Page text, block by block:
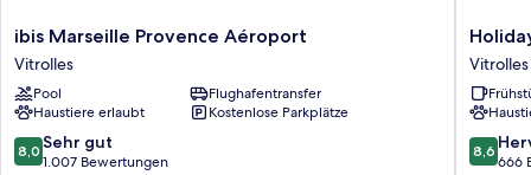
ibis
Marseille
Provence
Aéroport
Vitrolles
ibis Marseille Provence Aéroport
Vitrolles
Pool
Flughafentransfer
Haustiere erlaubt
Kostenlose Parkplätze
8.0
von
8,0 Sehr gut
1.007 Bewertungen
Holiday
Inn
Express
Airport
by
IHG
Vitrolles
8.6
von
8,6
666